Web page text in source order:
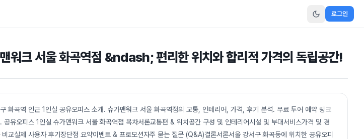
로그인
워크 서울 화곡역점 &ndash; 편리한 위치와 합리적 가격의 독립공간!
화곡역 인근 1인실 공유오피스 소개. 슈가맨워크 서울 화곡역점의 교통, 인테리어, 가격, 후기 분석. 무료 투어 예약 링크
공유오피스 1인실 슈가맨워크 서울 화곡역점 목차서론교통편 & 위치공간 구성 및 인테리어시설 및 부대서비스가격 및 경
비교실제 사용자 후기장단점 요약이벤트 & 프로모션자주 묻는 질문 (Q&A)결론서론서울 강서구 화곡동에 위치한 공유오피